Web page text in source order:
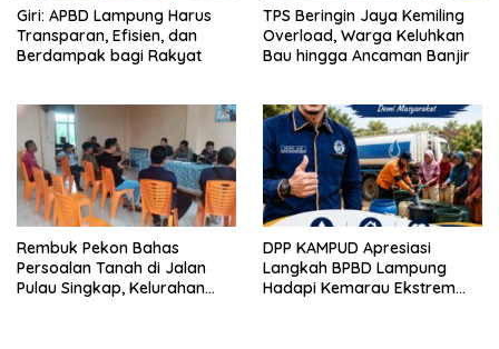
Giri: APBD Lampung Harus
Transparan, Efisien, dan
Berdampak bagi Rakyat
TPS Beringin Jaya Kemiling
Overload, Warga Keluhkan
Bau hingga Ancaman Banjir
Rembuk Pekon Bahas
Persoalan Tanah di Jalan
Pulau Singkap, Kelurahan
DPP KAMPUD Apresiasi
Langkah BPBD Lampung
Hadapi Kemarau Ekstrem